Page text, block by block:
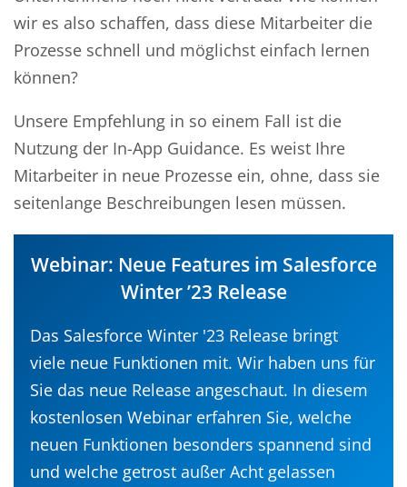
wir es also schaffen, dass diese Mitarbeiter die
Prozesse schnell und möglichst einfach lernen
können?
Unsere Empfehlung in so einem Fall ist die
Nutzung der In-App Guidance. Es weist Ihre
Mitarbeiter in neue Prozesse ein, ohne, dass sie
seitenlange Beschreibungen lesen müssen.
Webinar: Neue Features im Salesforce
Winter ’23 Release
Das Salesforce Winter '23 Release bringt
viele neue Funktionen mit. Wir haben uns für
Sie das neue Release angeschaut. In diesem
kostenlosen Webinar erfahren Sie, welche
neuen Funktionen besonders spannend sind
und welche getrost außer Acht gelassen